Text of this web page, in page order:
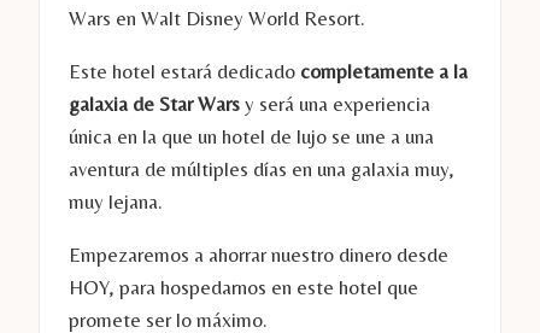
Wars en Walt Disney World Resort.
Este hotel estará dedicado completamente a la
galaxia de Star Wars y será una experiencia
única en la que un hotel de lujo se une a una
aventura de múltiples días en una galaxia muy,
muy lejana.
Empezaremos a ahorrar nuestro dinero desde
HOY, para hospedarnos en este hotel que
promete ser lo máximo.